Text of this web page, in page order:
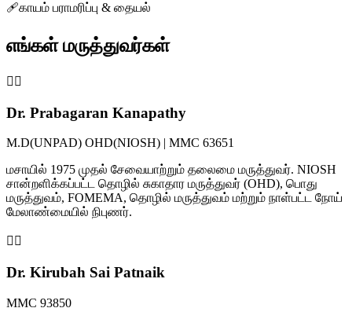
🩹காயம் பராமரிப்பு & தையல்
எங்கள் மருத்துவர்கள்
👨‍⚕️
Dr. Prabagaran Kanapathy
M.D(UNPAD) OHD(NIOSH) | MMC 63651
மசாயில் 1975 முதல் சேவையாற்றும் தலைமை மருத்துவர். NIOSH
சான்றளிக்கப்பட்ட தொழில் சுகாதார மருத்துவர் (OHD), பொது
மருத்துவம், FOMEMA, தொழில் மருத்துவம் மற்றும் நாள்பட்ட நோய்
மேலாண்மையில் நிபுணர்.
👩‍⚕️
Dr. Kirubah Sai Patnaik
MMC 93850